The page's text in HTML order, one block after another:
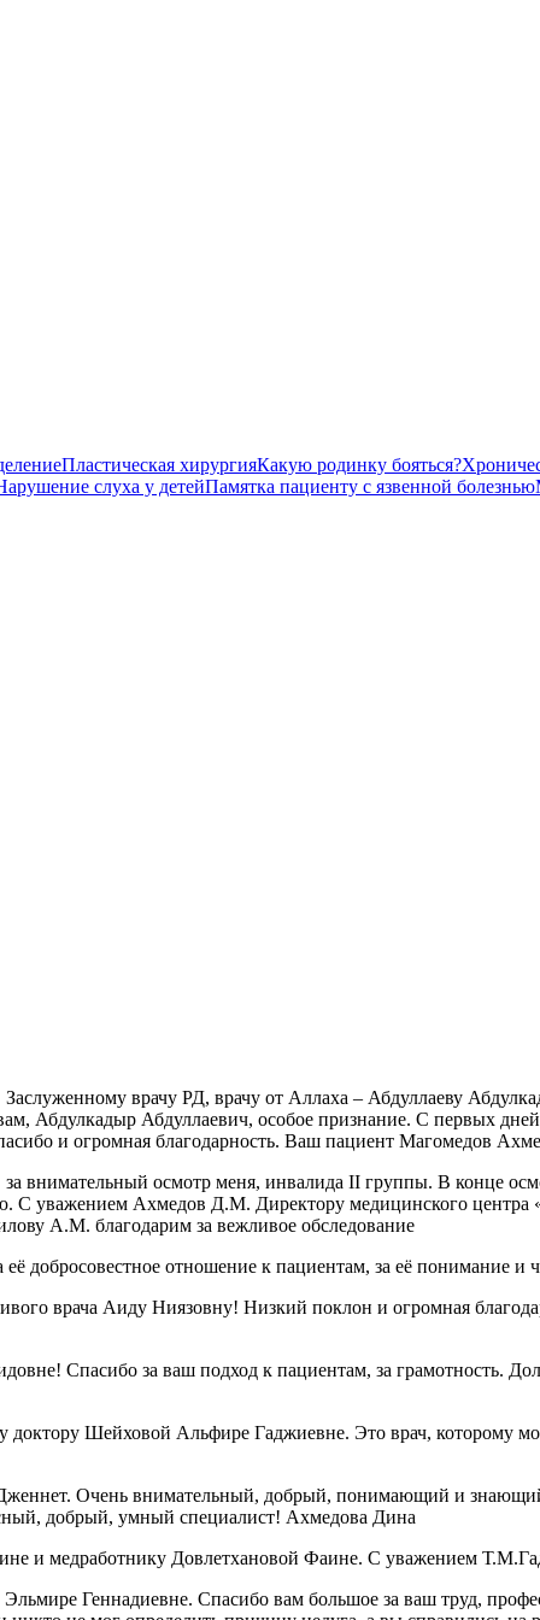
Пластическая хирургияКакую родинку бояться?
слуха у детейПамятка пациенту с язвенной болезнью
врачу РД, врачу от Аллаха – Абдуллаеву
Абдулкадыр Абдуллаевич, особое признание. С первых
и огромная благодарность. Ваш пациент Магомедов
внимательный осмотр меня, инвалида II группы. В конце
С уважением Ахмедов Д.М. Директору медицинского центра
А.М. благодарим за вежливое обследование
добросовестное отношение к пациентам, за её понимание и
врача Аиду Ниязовну! Низкий поклон и огромная
Спасибо за ваш подход к пациентам, за грамотность.
доктору Шейховой Альфире Гаджиевне. Это врач, которому
Очень внимательный, добрый, понимающий и
добрый, умный специалист! Ахмедова Дина
и медработнику Довлетхановой Фаине. С уважением
Геннадиевне. Спасибо вам большое за ваш труд,